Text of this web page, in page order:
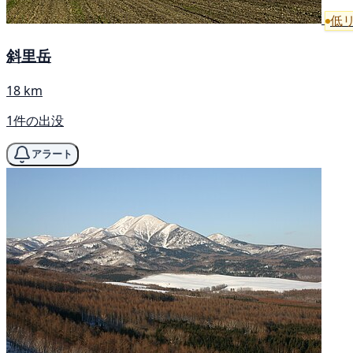
低
斜里岳
18 km
1件の出没
アラート